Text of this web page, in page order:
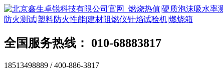
全国服务热线： 010-68883817
18513498889 / 400-886-3817